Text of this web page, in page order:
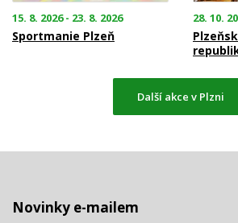
15. 8. 2026 - 23. 8. 2026
Sportmanie Plzeň
28. 10.
Další akce v Plzni
Novinky e-mailem